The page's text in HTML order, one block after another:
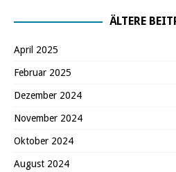
ÄLTERE
April 2025
Februar 2025
Dezember 2024
November 2024
Oktober 2024
August 2024